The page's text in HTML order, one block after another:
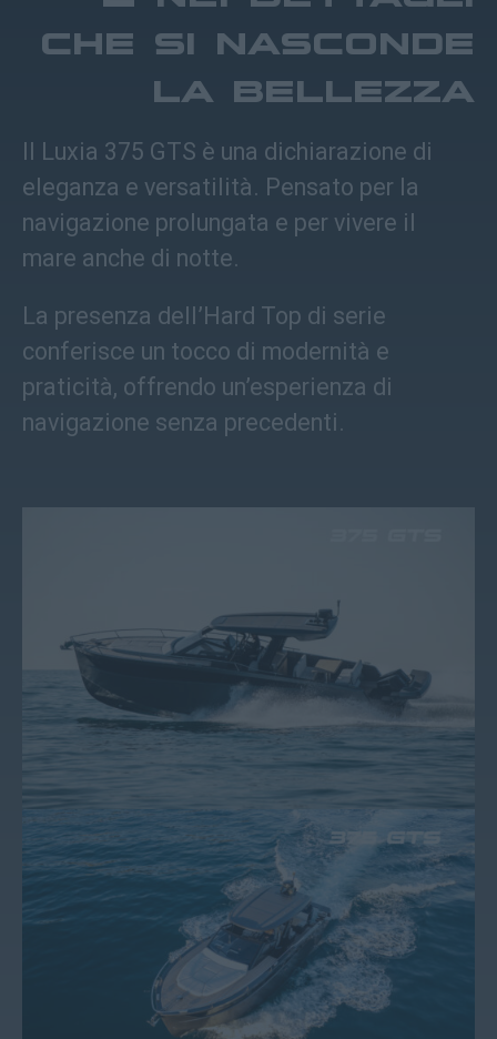
che si nasconde
la bellezza
Il Luxia 375 GTS è una dichiarazione di
eleganza e versatilità. Pensato per la
navigazione prolungata e per vivere il
mare anche di notte.
La presenza dell’Hard Top di serie
conferisce un tocco di modernità e
praticità, offrendo un’esperienza di
navigazione senza precedenti.